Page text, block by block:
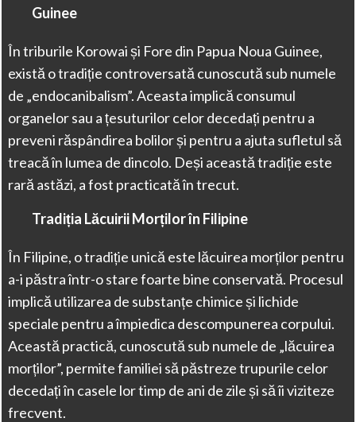
Guinee
În triburile Korowai și Fore din Papua Noua Guinee,
există o tradiție controversată cunoscută sub numele
de „endocanibalism”. Aceasta implică consumul
organelor sau a țesuturilor celor decedați pentru a
preveni răspândirea bolilor și pentru a ajuta sufletul să
treacă în lumea de dincolo. Deși această tradiție este
rară astăzi, a fost practicată în trecut.
Tradiția Lăcuirii Morților în Filipine
În Filipine, o tradiție unică este lăcuirea morților pentru
a-i păstra într-o stare foarte bine conservată. Procesul
implică utilizarea de substanțe chimice și lichide
speciale pentru a împiedica descompunerea corpului.
Această practică, cunoscută sub numele de „lăcuirea
morților”, permite familiei să păstreze trupurile celor
decedați în casele lor timp de ani de zile și să îi viziteze
frecvent.